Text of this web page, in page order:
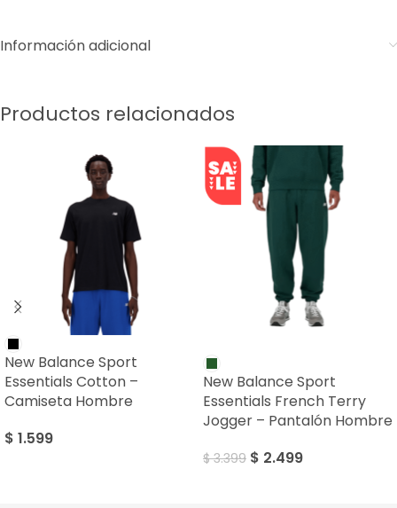
Información adicional
Productos relacionados
New Balance Sport
Essentials Cotton –
Camiseta Hombre
$ 1.599
New Balance Sport
Essentials French Terry
Jogger – Pantalón Hombre
$3.399 $ 2.499